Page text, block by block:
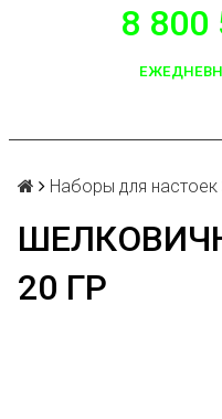
8 800
Наборы для настоек
20 ГР